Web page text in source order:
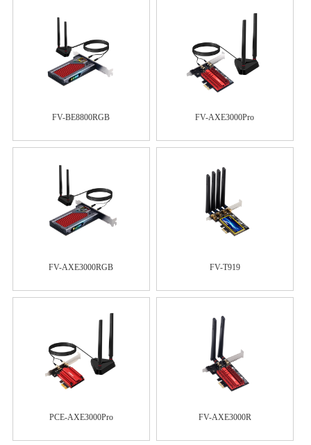
FV-BE8800RGB FV-AXE3000Pro
FV-AXE3000RGB FV-T919
PCE-AXE3000Pro FV-AXE3000R